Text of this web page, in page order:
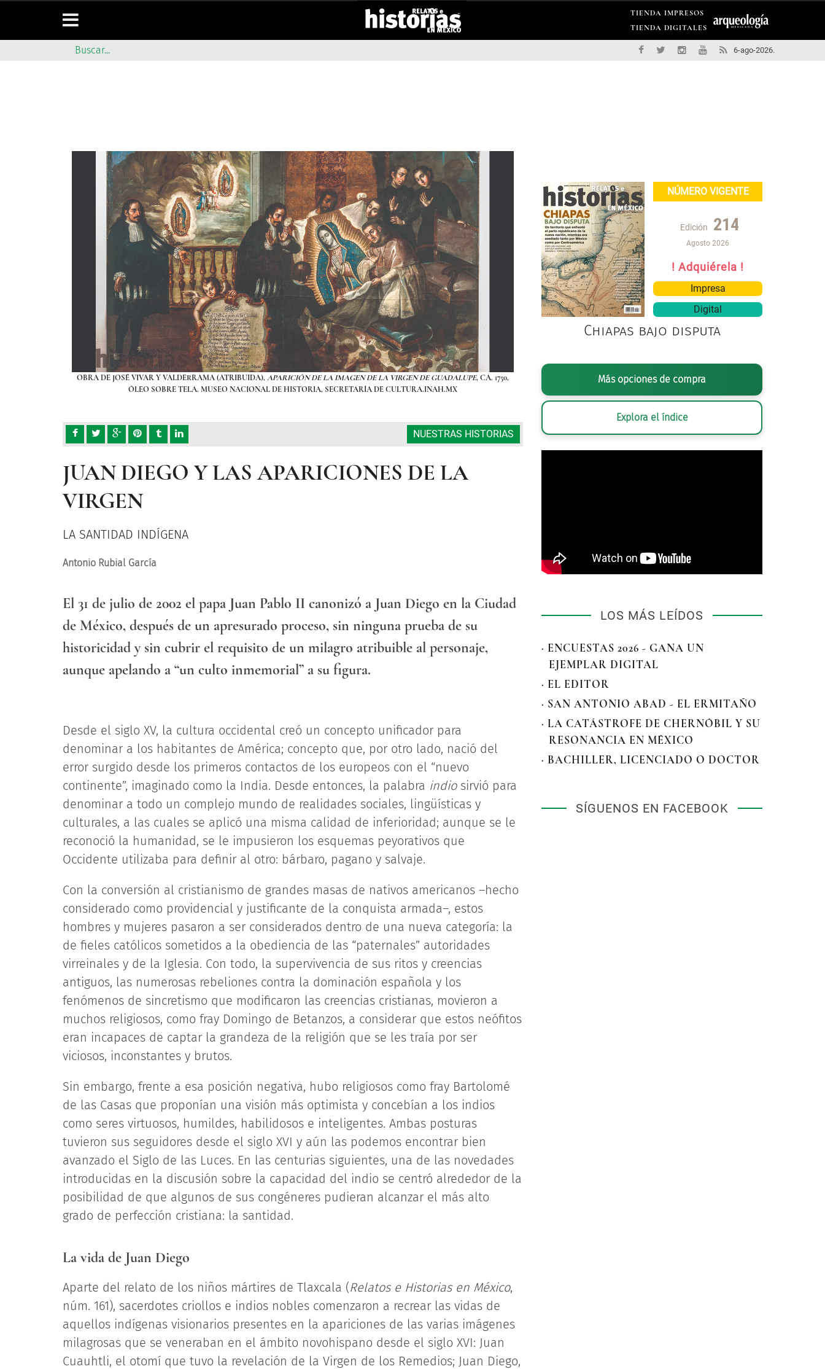
TIENDA IMPRESOS
TIENDA DIGITALES
6-ago-2026.
OBRA DE JOSÉ VIVAR Y VALDERRAMA (ATRIBUIDA),APARICIÓN DE LA IMAGEN DE LA VIRGEN DE GUADALUPE, CA. 1750,
ÓLEO SOBRE TELA. MUSEO NACIONAL DE HISTORIA, SECRETARÍA DE CULTURA.INAH.MX
OBRA DE JOSÉ VIVAR Y VALDERRAMA (ATRIBUIDA),
ÓLEO SOBRE TELA. MUSEO NACIONAL DE HISTORIA, SECRETARÍA
NUESTRAS HISTORIAS
JUAN DIEGO Y LAS APARICIONES DE LA
VIRGEN
LA SANTIDAD INDÍGENA
Antonio Rubial García
El 31 de julio de 2002 el papa Juan Pablo II canonizó a Juan Diego en la Ciudad
de México, después de un apresurado proceso, sin ninguna prueba de su
historicidad y sin cubrir el requisito de un milagro atribuible al personaje,
aunque apelando a “un culto inmemorial” a su figura.
Desde el siglo XV, la cultura occidental creó un concepto unificador para
denominar a los habitantes de América; concepto que, por otro lado, nació del
error surgido desde los primeros contactos de los europeos con el “nuevo
continente”, imaginado como la India. Desde entonces, la palabra indiosirvió para
denominar a todo un complejo mundo de realidades sociales, lingüísticas y
culturales, a las cuales se aplicó una misma calidad de inferioridad; aunque se le
reconoció la humanidad, se le impusieron los esquemas peyorativos que
Occidente utilizaba para definir al otro: bárbaro, pagano y salvaje.
Con la conversión al cristianismo de grandes masas de nativos americanos –hecho
considerado como providencial y justificante de la conquista armada–, estos
hombres y mujeres pasaron a ser considerados dentro de una nueva categoría: la
de fieles católicos sometidos a la obediencia de las “paternales” autoridades
virreinales y de la Iglesia. Con todo, la supervivencia de sus ritos y creencias
antiguos, las numerosas rebeliones contra la dominación española y los
fenómenos de sincretismo que modificaron las creencias cristianas, movieron a
muchos religiosos, como fray Domingo de Betanzos, a considerar que estos neófitos
eran incapaces de captar la grandeza de la religión que se les traía por ser
viciosos, inconstantes y brutos.
Sin embargo, frente a esa posición negativa, hubo religiosos como fray Bartolomé
de las Casas que proponían una visión más optimista y concebían a los indios
como seres virtuosos, humildes, habilidosos e inteligentes. Ambas posturas
tuvieron sus seguidores desde el siglo XVI y aún las podemos encontrar bien
avanzado el Siglo de las Luces. En las centurias siguientes, una de las novedades
introducidas en la discusión sobre la capacidad del indio se centró alrededor de la
posibilidad de que algunos de sus congéneres pudieran alcanzar el más alto
grado de perfección cristiana: la santidad.
La vida de Juan Diego
Aparte del relato de los niños mártires de Tlaxcala (Relatos e Historias en México,
núm. 161), sacerdotes criollos e indios nobles comenzaron a recrear las vidas de
aquellos indígenas visionarios presentes en la apariciones de las varias imágenes
milagrosas que se veneraban en el ámbito novohispano desde el siglo XVI: Juan
Cuauhtli, el otomí que tuvo la revelación de la Virgen de los Remedios; Juan Diego,
NÚMERO VIGENTE
Edición 214
Agosto 2026
! Adquiérela !
Impresa
Digital
Chiapas bajo disputa
Más opciones de compra
Explora el índice
LOS MÁS LEÍDOS
· ENCUESTAS 2026 - GANA UN
EJEMPLAR DIGITAL
· EL EDITOR
· SAN ANTONIO ABAD - EL ERMITAÑO
· LA CATÁSTROFE DE CHERNÓBIL Y SU
RESONANCIA EN MÉXICO
· BACHILLER, LICENCIADO O DOCTOR
SÍGUENOS EN FACEBOOK